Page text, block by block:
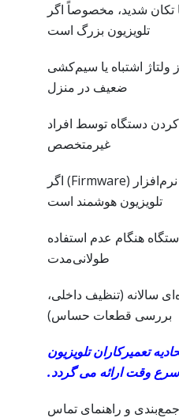
تکان شدید، مخصوصاً اگر
تلویزیون بزرگ است
ولتاژ اشتباه یا سیم‌کشی
ضعیف در منزل
کردن دستگاه توسط افراد
غیرمتخصص
به‌روزرسانی نرم‌افزار (Firmware) اگر
تلویزیون هوشمند است
هنگام عدم استفاده
طولانی‌مدت
سالانه (تنظیف داخلی،
بررسی قطعات حساس)
تعمیرکاران تلویزیون
وقت ارائه می گردد.
جمع‌بندی و راهنمای تماس